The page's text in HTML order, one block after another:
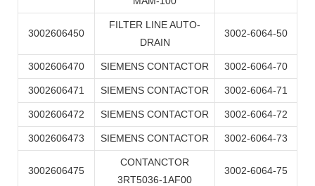
3002606450
FILTER LINE AUTO-
DRAIN
3002-6064-50
3002606470 SIEMENS CONTACTOR 3002-6064-70
3002606471 SIEMENS CONTACTOR 3002-6064-71
3002606472 SIEMENS CONTACTOR 3002-6064-72
3002606473 SIEMENS CONTACTOR 3002-6064-73
3002606475
CONTANCTOR
3RT5036-1AF00
3002-6064-75